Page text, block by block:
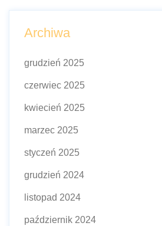
Archiwa
grudzień 2025
czerwiec 2025
kwiecień 2025
marzec 2025
styczeń 2025
grudzień 2024
listopad 2024
październik 2024